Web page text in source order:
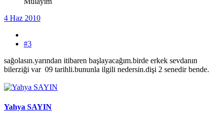
4 Haz 2010
#3
sağolasın.yarından itibaren başlayacağım.birde erkek sevdanın
bilerziği var 09 tarihli.bununla ilgili nedersin.dişi 2 senedir bende.
Yahya SAYIN